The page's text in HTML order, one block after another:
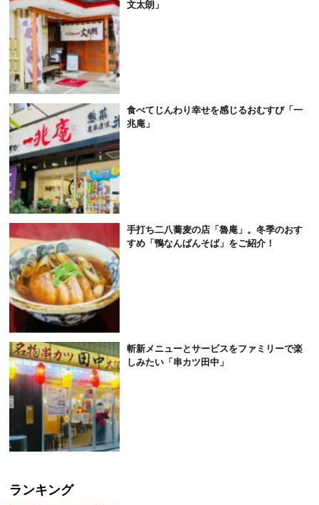
文太朗」
食べてじんわり幸せを感じるおむすび「一
兆庵」
手打ち二八蕎麦の店「魯庵」。冬季のおす
すめ「鴨なんばんそば」をご紹介！
斬新メニューとサービスをファミリーで楽
しみたい「串カツ田中」
ランキング